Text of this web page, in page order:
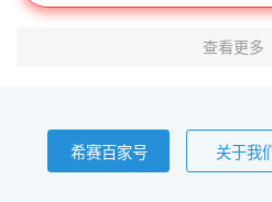
查看更多
希赛百家号 关于我们